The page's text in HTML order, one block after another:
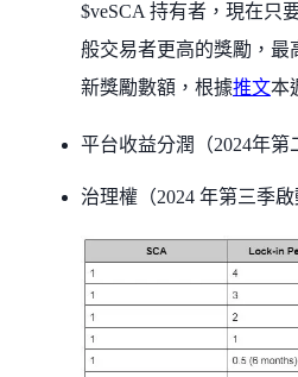
$veSCA 持有者，現在只
般交易者更高的獎勵，最
新獎勵數額，根據推文本
平台收益分潤（2024年第
治理權（2024 年第三季啟